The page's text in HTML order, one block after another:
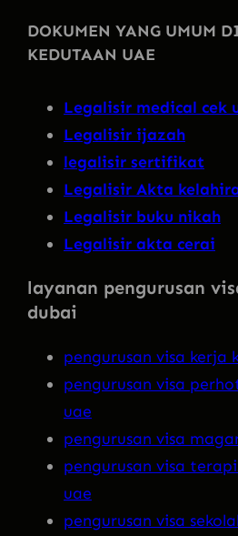
DOKUMEN YANG UMUM
KEDUTAAN UAE
Legalisir medical cek
Legalisir ijazah
legalisir sertifikat
Legalisir Akta
Legalisir buku nikah
Legalisir akta cerai
layanan pengurusan
dubai
pengurusan visa kerja
pengurusan visa
uae
pengurusan visa
pengurusan visa
uae
pengurusan visa